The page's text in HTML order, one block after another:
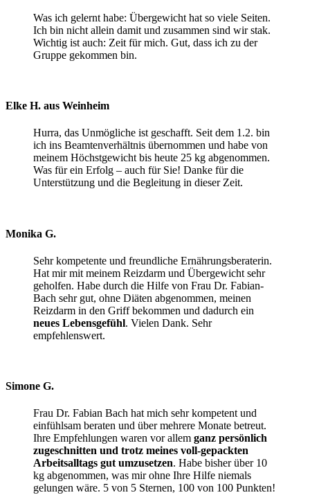
Was ich gelernt habe: Übergewicht hat so viele Seiten.
Ich bin nicht allein damit und zusammen sind wir stak.
Wichtig ist auch: Zeit für mich. Gut, dass ich zu der
Gruppe gekommen bin.
Elke H. aus Weinheim
Hurra, das Unmögliche ist geschafft. Seit dem 1.2. bin
ich ins Beamtenverhältnis übernommen und habe von
meinem Höchstgewicht bis heute 25 kg abgenommen.
Was für ein Erfolg – auch für Sie! Danke für die
Unterstützung und die Begleitung in dieser Zeit.
Monika G.
Sehr kompetente und freundliche Ernährungsberaterin.
Hat mir mit meinem Reizdarm und Übergewicht sehr
geholfen. Habe durch die Hilfe von Frau Dr. Fabian-
Bach sehr gut, ohne Diäten abgenommen, meinen
Reizdarm in den Griff bekommen und dadurch ein
neues Lebensgefühl. Vielen Dank. Sehr
empfehlenswert.
Simone G.
Frau Dr. Fabian Bach hat mich sehr kompetent und
einfühlsam beraten und über mehrere Monate betreut.
Ihre Empfehlungen waren vor allem ganz persönlich
zugeschnitten und trotz meines voll-gepackten
Arbeitsalltags gut umzusetzen. Habe bisher über 10
kg abgenommen, was mir ohne Ihre Hilfe niemals
gelungen wäre. 5 von 5 Sternen, 100 von 100 Punkten!